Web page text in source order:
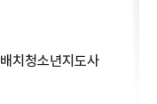
배치청소년지도사